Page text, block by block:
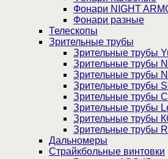
Фонари NIGHT
Фонари разные
Телескопы
Зрительные трубы
Зрительные трубы
Зрительные трубы
Зрительные трубы
Зрительные трубы
Зрительные трубы
Зрительные трубы
Зрительные трубы
Зрительные трубы
Дальномеры
Страйкбольные винтовки